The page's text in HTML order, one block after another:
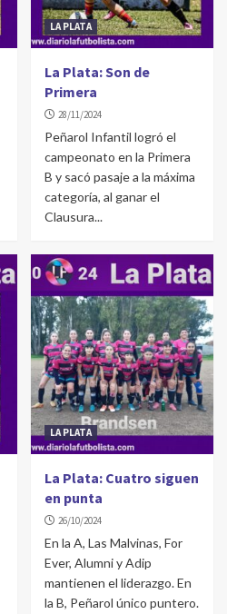
LA PLATA
La Plata: Son de
Primera
28/11/2024
Peñarol Infantil logró el
campeonato en la Primera
B y sacó pasaje a la máxima
categoría, al ganar el
Clausura...
LA PLATA
La Plata: Cuatro siguen
en punta
26/10/2024
En la A, Las Malvinas, For
Ever, Alumni y Adip
mantienen el liderazgo. En
la B, Peñarol único puntero.